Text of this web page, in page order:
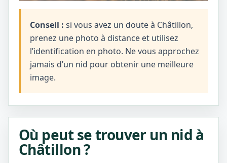
Conseil : si vous avez un doute à Châtillon,
prenez une photo à distance et utilisez
l’identification en photo. Ne vous approchez
jamais d’un nid pour obtenir une meilleure
image.
Où peut se trouver un nid à
Châtillon ?